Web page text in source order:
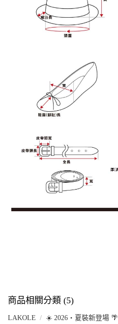
商品相關分類 (5)
LAKOLE ☀️ 2026・夏裝新登場 🌴